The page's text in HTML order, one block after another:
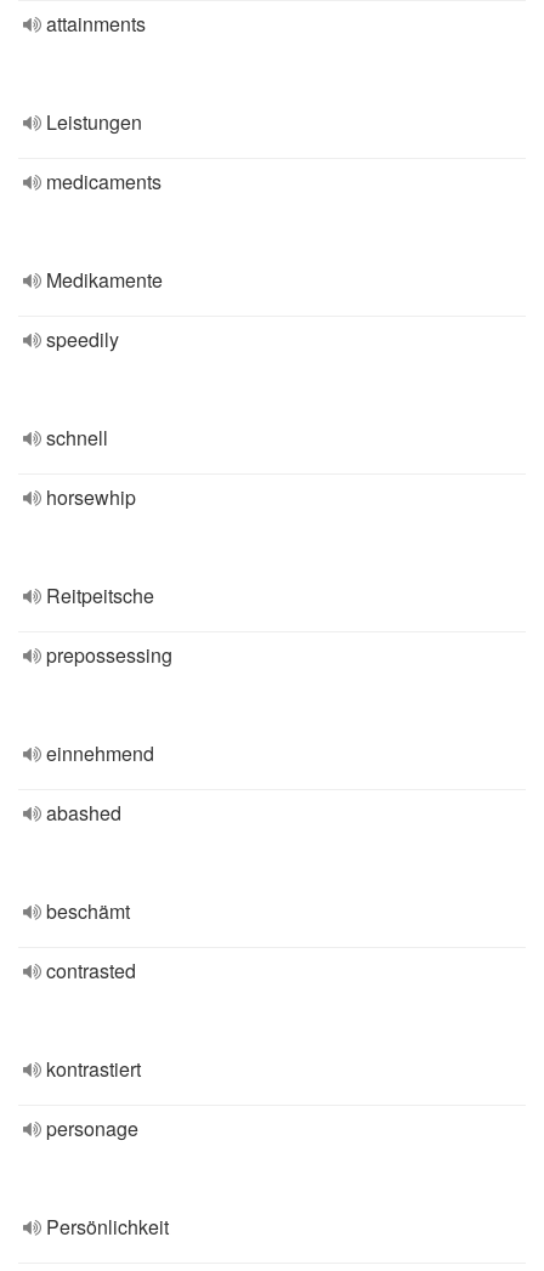
attainments
Leistungen
medicaments
Medikamente
speedily
schnell
horsewhip
Reitpeitsche
prepossessing
einnehmend
abashed
beschämt
contrasted
kontrastiert
personage
Persönlichkeit